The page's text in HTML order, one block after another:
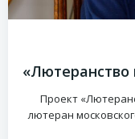
Проект
лютеран